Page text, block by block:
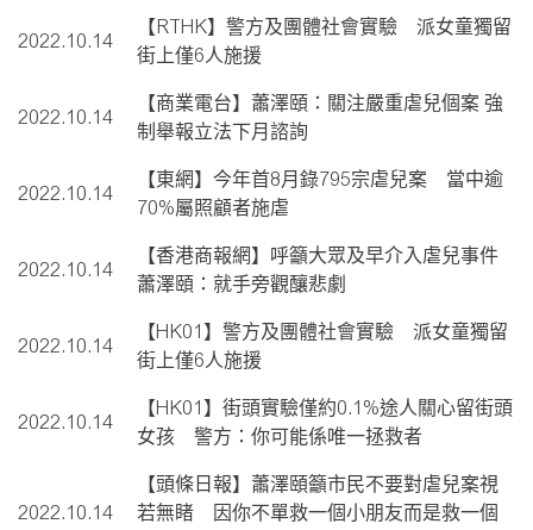
2022.10.14
【RTHK】警方及團體社會實驗 派女童獨留
街上僅6人施援
2022.10.14
【商業電台】蕭澤頤：關注嚴重虐兒個案 強
制舉報立法下月諮詢
2022.10.14
【東網】今年首8月錄795宗虐兒案 當中逾
70%屬照顧者施虐
2022.10.14
【香港商報網】呼籲大眾及早介入虐兒事件
蕭澤頤：就手旁觀釀悲劇
2022.10.14
【HK01】警方及團體社會實驗 派女童獨留
街上僅6人施援
2022.10.14
【HK01】街頭實驗僅約0.1%途人關心留街頭
女孩 警方：你可能係唯一拯救者
2022.10.14
【頭條日報】蕭澤頤籲市民不要對虐兒案視
若無睹 因你不單救一個小朋友而是救一個